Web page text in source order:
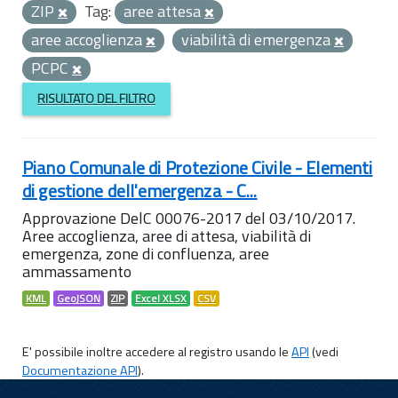
ZIP
Tag: aree attesa
aree accoglienza
viabilità di emergenza
PCPC
RISULTATO DEL FILTRO
Piano Comunale di Protezione Civile - Elementi
di gestione dell'emergenza - C...
Approvazione DelC 00076-2017 del 03/10/2017.
Aree accoglienza, aree di attesa, viabilità di
emergenza, zone di confluenza, aree
ammassamento
KML GeoJSON ZIP Excel XLSX CSV
E' possibile inoltre accedere al registro usando leAPI(vedi
Documentazione API).